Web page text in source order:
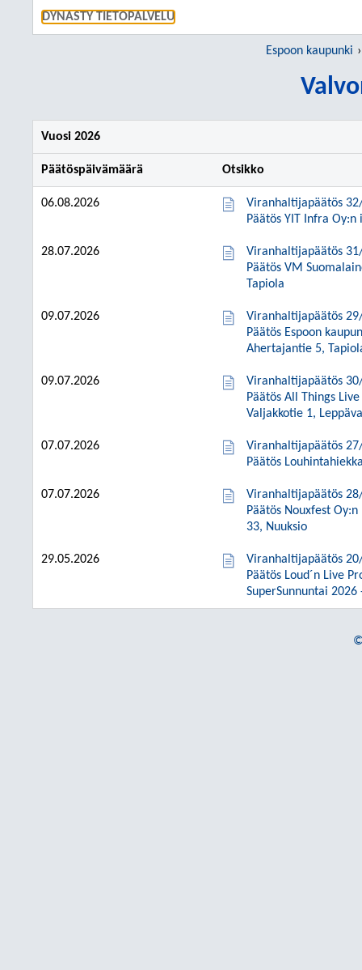
DYNASTY TIETOPALVELU
Espoon kaupunki
Vuosi 2026
Päätöspäivämäärä Otsikko
06.08.2026
Viranhaltijapäätös
Päätös YIT Infra
28.07.2026
Viranhaltijapäätös
Päätös VM
Tapiola
09.07.2026
Viranhaltijapäätös
Päätös Espoon
Ahertajantie 5,
09.07.2026
Viranhaltijapäätös
Päätös All Things
Valjakkotie 1,
07.07.2026
Viranhaltijapäätös
Päätös
07.07.2026
Viranhaltijapäätös
Päätös Nouxfest
33, Nuuksio
29.05.2026
Viranhaltijapäätös
Päätös Loud´n Live
SuperSunnuntai